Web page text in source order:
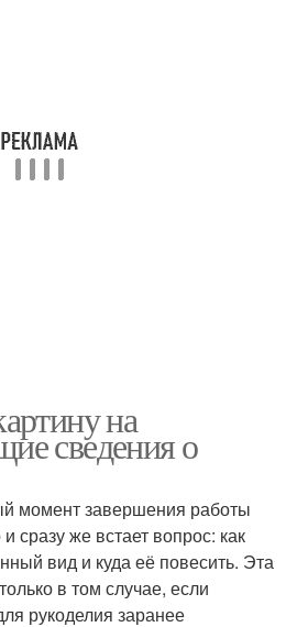
на
сведения о
момент завершения работы
сразу же встает вопрос: как
вид и куда её повесить. Эта
в том случае, если
рукоделия заранее